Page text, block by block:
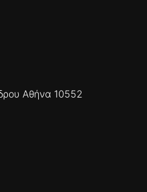
Αθήνα 10552